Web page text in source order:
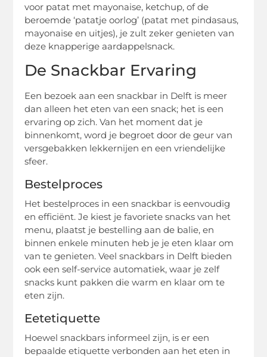
voor patat met mayonaise, ketchup, of de
beroemde ‘patatje oorlog’ (patat met pindasaus,
mayonaise en uitjes), je zult zeker genieten van
deze knapperige aardappelsnack.
De Snackbar Ervaring
Een bezoek aan een snackbar in Delft is meer
dan alleen het eten van een snack; het is een
ervaring op zich. Van het moment dat je
binnenkomt, word je begroet door de geur van
versgebakken lekkernijen en een vriendelijke
sfeer.
Bestelproces
Het bestelproces in een snackbar is eenvoudig
en efficiënt. Je kiest je favoriete snacks van het
menu, plaatst je bestelling aan de balie, en
binnen enkele minuten heb je je eten klaar om
van te genieten. Veel snackbars in Delft bieden
ook een self-service automatiek, waar je zelf
snacks kunt pakken die warm en klaar om te
eten zijn.
Eetetiquette
Hoewel snackbars informeel zijn, is er een
bepaalde etiquette verbonden aan het eten in